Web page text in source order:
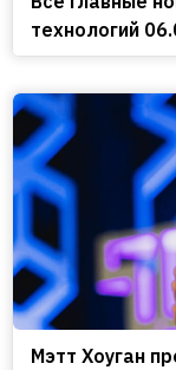
технологий
Мэтт Хоуган